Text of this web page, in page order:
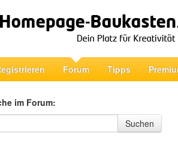
Forum Tipps
im Forum:
im Forum
Suchen